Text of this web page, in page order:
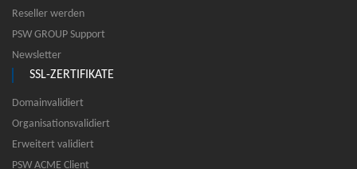
Reseller werden
PSW GROUP Support
Newsletter
SSL-ZERTIFIKATE
Domainvalidiert
Organisationsvalidiert
Erweitert validiert
PSW ACME Client